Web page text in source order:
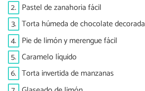
2. Pastel de zanahoria fácil
3. Torta húmeda de chocolate decorada
4. Pie de limón y merengue fácil
5. Caramelo líquido
6. Torta invertida de manzanas